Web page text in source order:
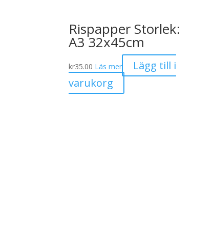
Rispapper Storlek:
A3 32x45cm
kr35.00 Läs mer
Lägg till i
varukorg